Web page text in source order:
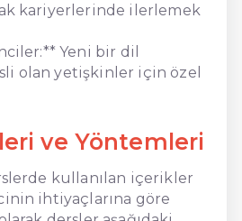
kariyerlerinde ilerlemek
Yeni bir dil
olan yetişkinler için özel
ve Yöntemleri
kullanılan içerikler
ihtiyaçlarına göre